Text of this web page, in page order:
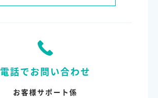
電話でお問い合わせ
お客様サポート係